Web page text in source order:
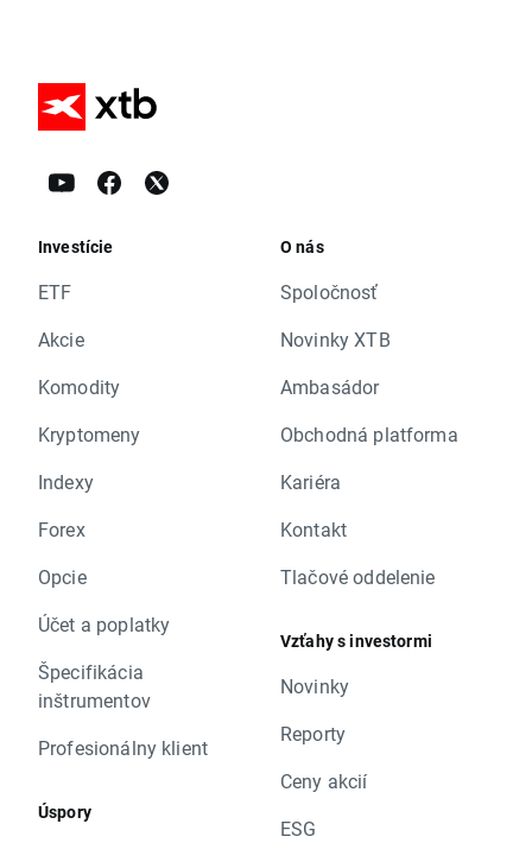
Investície
ETF
Akcie
Komodity
Kryptomeny
Indexy
Forex
Opcie
Účet a poplatky
Špecifikácia
inštrumentov
Profesionálny klient
Úspory
O nás
Spoločnosť
Novinky XTB
Ambasádor
Obchodná platforma
Kariéra
Kontakt
Tlačové oddelenie
Vzťahy s investormi
Novinky
Reporty
Ceny akcií
ESG